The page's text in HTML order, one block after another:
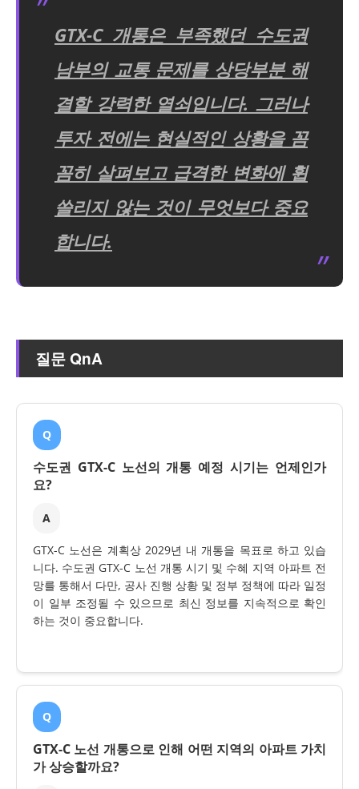
GTX-C 개통은 부족했던 수도권
남부의 교통 문제를 상당부분 해
결할 강력한 열쇠입니다. 그러나
투자 전에는 현실적인 상황을 꼼
꼼히 살펴보고 급격한 변화에 휩
쓸리지 않는 것이 무엇보다 중요
합니다.
질문 QnA
Q
수도권 GTX-C 노선의 개통 예정 시기는 언제인가
요?
A
GTX-C 노선은 계획상 2029년 내 개통을 목표로 하고 있습
니다. 수도권 GTX-C 노선 개통 시기 및 수혜 지역 아파트 전
망를 통해서 다만, 공사 진행 상황 및 정부 정책에 따라 일정
이 일부 조정될 수 있으므로 최신 정보를 지속적으로 확인
하는 것이 중요합니다.
Q
GTX-C 노선 개통으로 인해 어떤 지역의 아파트 가치
가 상승할까요?